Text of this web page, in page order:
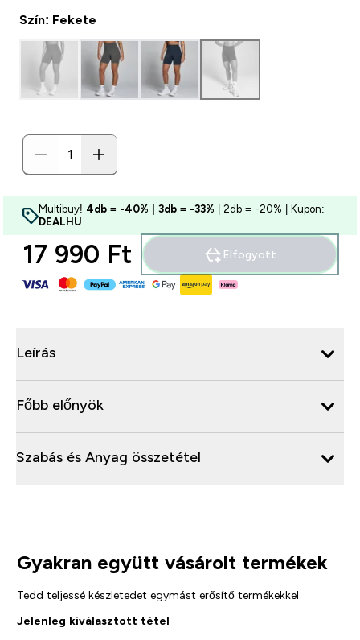
Szín: Fekete
Multibuy! 4db = -40% | 3db = -33% | 2db = -20% | Kupon:
DEALHU
17 990 Ft‎ Elfogyott
Leírás
Főbb előnyök
Szabás és Anyag összetétel
Gyakran együtt vásárolt termékek
Tedd teljessé készletedet egymást erősítő termékekkel
Jelenleg kiválasztott tétel